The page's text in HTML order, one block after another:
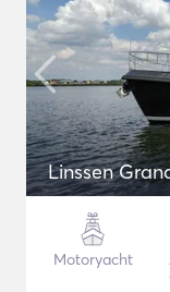
Linssen
Motoryacht